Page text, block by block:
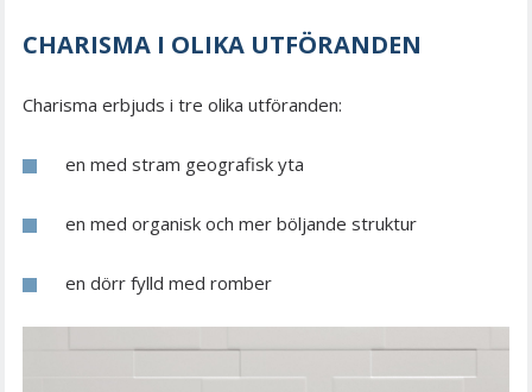
CHARISMA I OLIKA UTFÖRANDEN
Charisma erbjuds i tre olika utföranden:
en med stram geografisk yta
en med organisk och mer böljande struktur
en dörr fylld med romber